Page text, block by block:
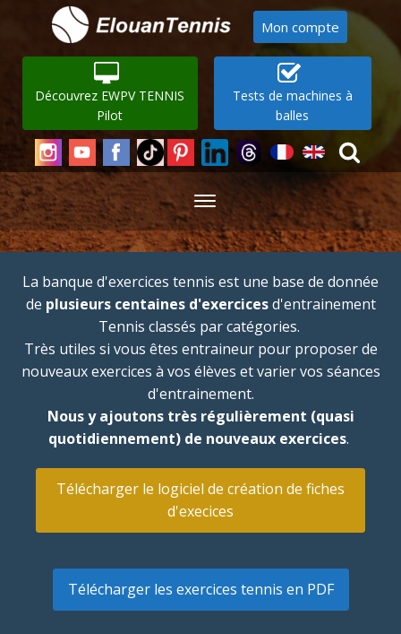
Mon compte
Découvrez EWPV TENNIS
Pilot
Tests de machines à
balles
La banque d'exercices tennis est une base de donnée
de plusieurs centaines d'exercicesd'entrainement
Tennis classés par catégories.
Très utiles si vous êtes entraineur pour proposer de
nouveaux exercices à vos élèves et varier vos séances
d'entrainement.
Nous y ajoutons très régulièrement (quasi
quotidiennement) de nouveaux exercices.
Télécharger le logiciel de création de fiches
d'execices
Télécharger les exercices tennis en PDF